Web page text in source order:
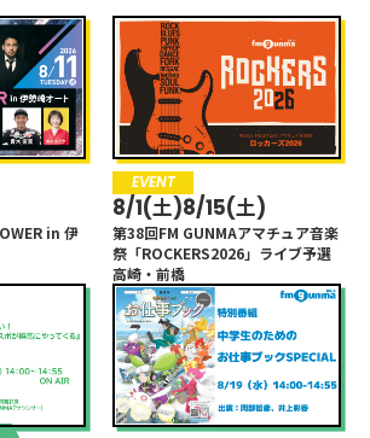
in 伊
EVENT
8/1(土)8/15(土)
第38回FM GUNMAアマチュア音楽
祭「ROCKERS2026」ライブ予選
高崎・前橋